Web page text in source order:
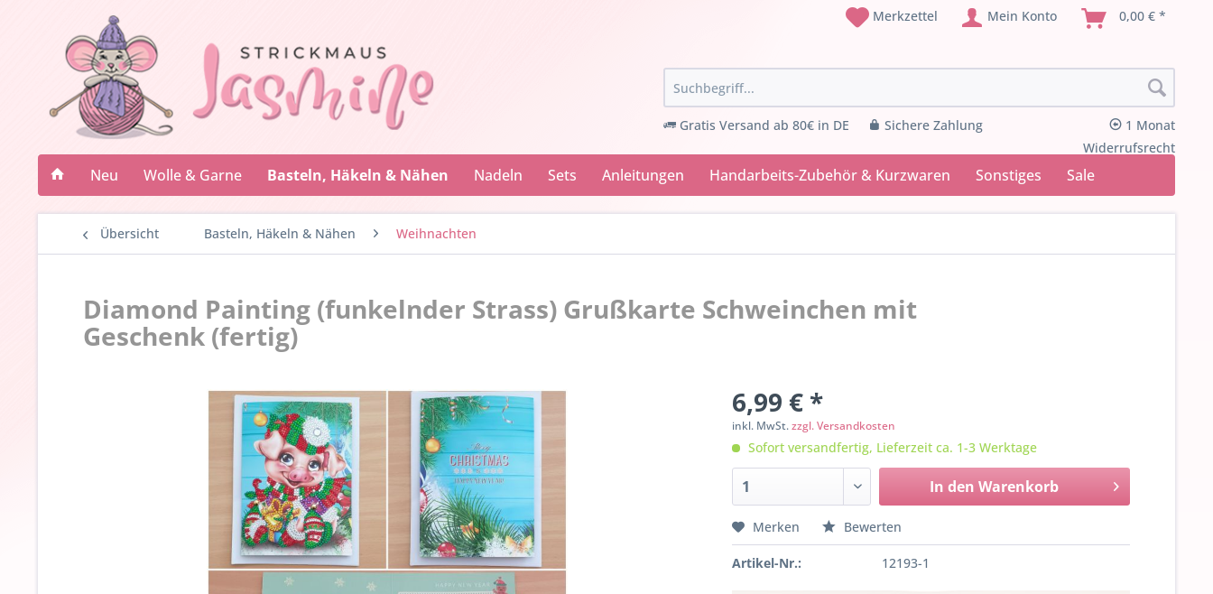
Merkzettel Mein Konto 0,00 € *
Gratis Versand ab 80€ in DE Sichere Zahlung
1 Monat
Widerrufsrecht
Neu Wolle & Garne Basteln, Häkeln & Nähen Nadeln Sets Anleitungen Handarbeits-Zubehör & Kurzwaren Sonstiges Sale
Übersicht Basteln, Häkeln & Nähen Weihnachten
Diamond Painting (funkelnder Strass) Grußkarte Schweinchen mit
Geschenk (fertig)
6,99 € *
inkl. MwSt.zzgl. Versandkosten
Sofort versandfertig, Lieferzeit ca. 1-3 Werktage
In den Warenkorb
Merken Bewerten
Artikel-Nr.: 12193-1